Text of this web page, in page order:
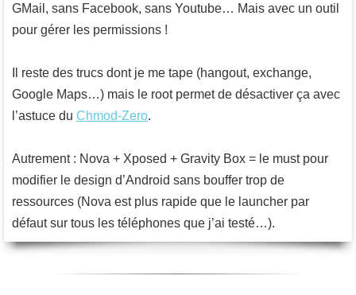
GMail, sans Facebook, sans Youtube… Mais avec un outil
pour gérer les permissions !
Il reste des trucs dont je me tape (hangout, exchange,
Google Maps…) mais le root permet de désactiver ça avec
l’astuce du Chmod-Zero.
Autrement : Nova + Xposed + Gravity Box = le must pour
modifier le design d’Android sans bouffer trop de
ressources (Nova est plus rapide que le launcher par
défaut sur tous les téléphones que j’ai testé…).